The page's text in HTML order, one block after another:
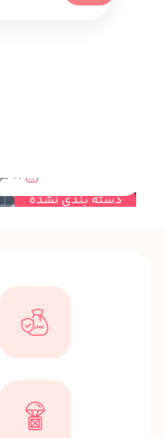
دسته بندی نشده
17 مرداد 1404 ساعت 12:15